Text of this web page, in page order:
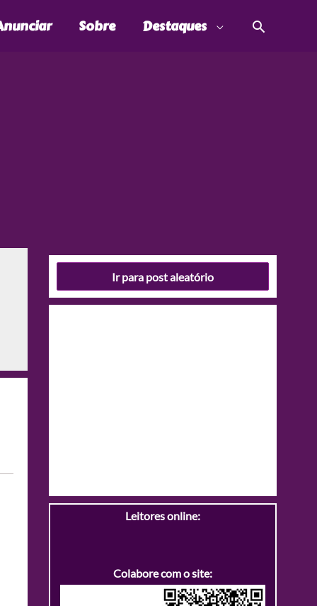
Sobre Destaques
Ir para post aleatório
Leitores online:
Colabore com o site: